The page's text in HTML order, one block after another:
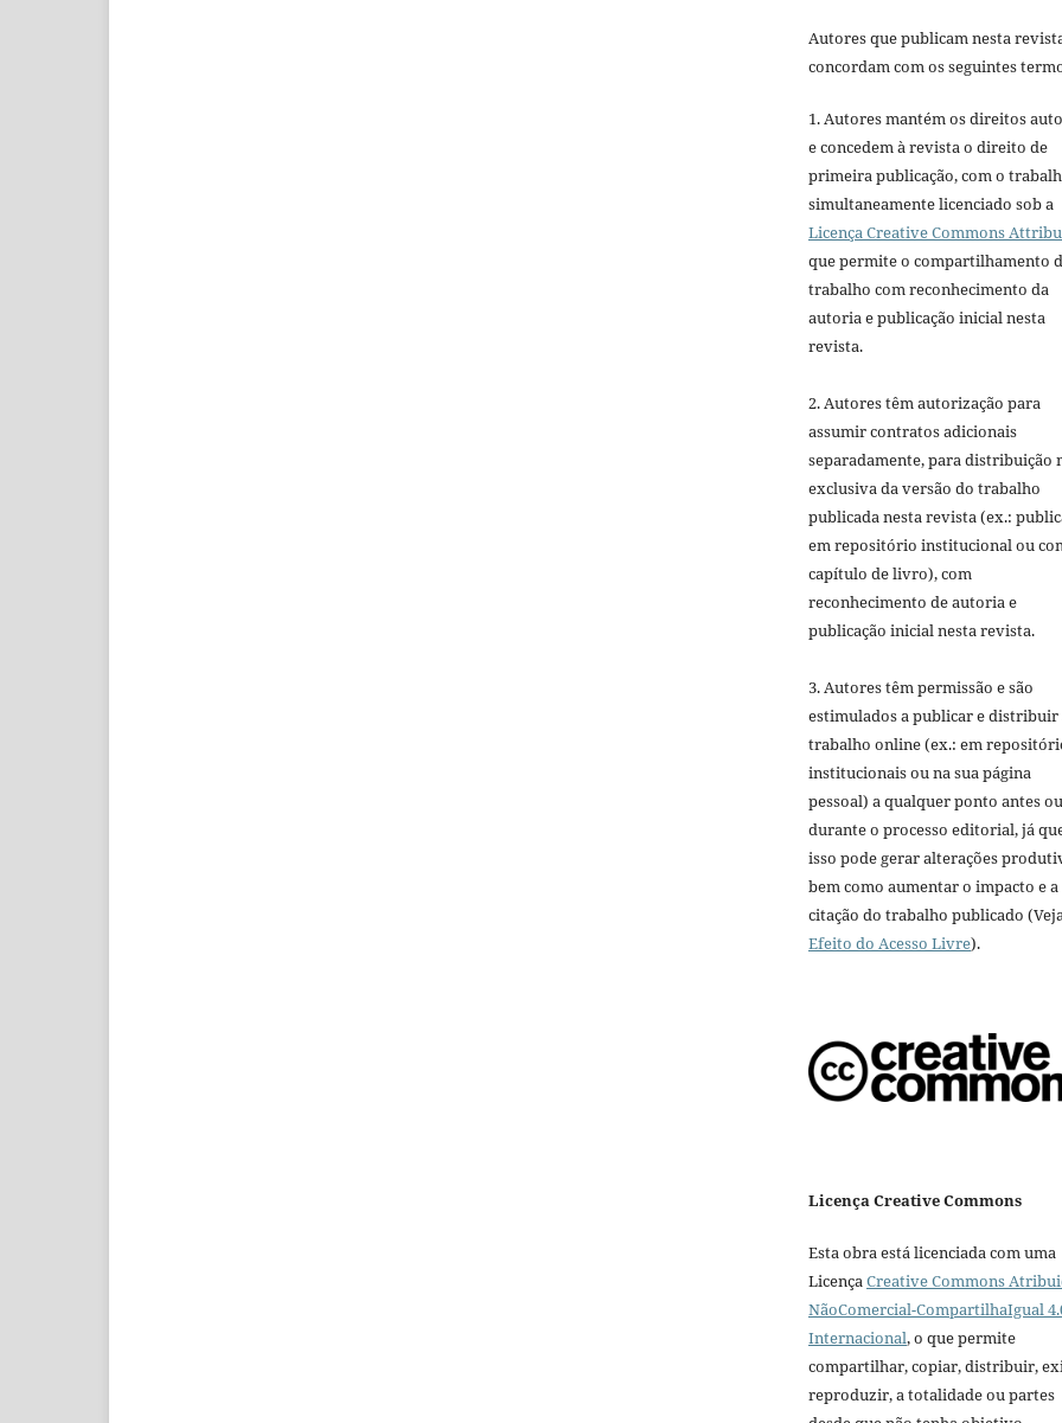
Autores que publicam nesta
concordam com os seguintes
1. Autores mantém os direitos
e concedem à revista o direito de
primeira publicação, com o
simultaneamente licenciado sob a
Licença Creative Commons
que permite o compartilhamento
trabalho com reconhecimento da
autoria e publicação inicial nesta
revista.
2. Autores têm autorização para
assumir contratos adicionais
separadamente, para distribuição
exclusiva da versão do trabalho
publicada nesta revista (ex.:
em repositório institucional ou
capítulo de livro), com
reconhecimento de autoria e
publicação inicial nesta revista.
3. Autores têm permissão e são
estimulados a publicar e distribuir
trabalho online (ex.: em
institucionais ou na sua página
pessoal) a qualquer ponto antes ou
durante o processo editorial, já
isso pode gerar alterações
bem como aumentar o impacto e a
citação do trabalho publicado
Efeito do Acesso Livre).
Licença Creative Commons
Esta obra está licenciada com uma
LicençaCreative Commons
NãoComercial-CompartilhaIgual
Internacional, o que permite
compartilhar, copiar, distribuir,
reproduzir, a totalidade ou partes